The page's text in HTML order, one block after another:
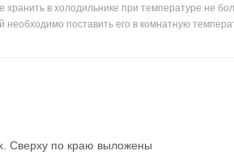
хранить в холодильнике при температуре не
необходимо поставить его в комнатную
Сверху по краю выложены